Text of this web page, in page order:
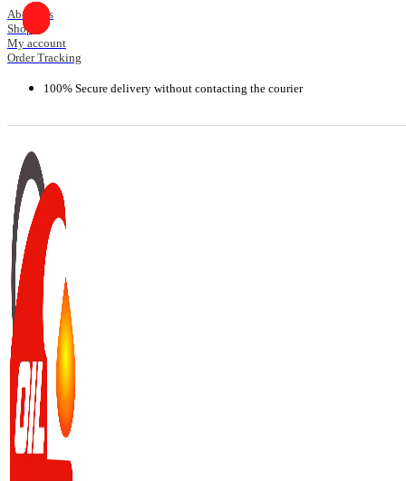
Skip
to
content
About Us
Shop
My account
Order Tracking
100% Secure delivery without contacting the courier